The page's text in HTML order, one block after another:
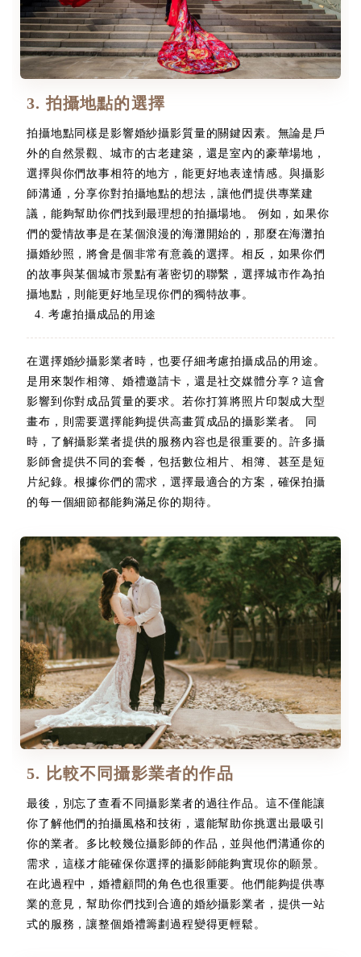
3. 拍攝地點的選擇
拍攝地點同樣是影響婚紗攝影質量的關鍵因素。無論是戶
外的自然景觀、城市的古老建築，還是室內的豪華場地，
選擇與你們故事相符的地方，能更好地表達情感。與攝影
師溝通，分享你對拍攝地點的想法，讓他們提供專業建
議，能夠幫助你們找到最理想的拍攝場地。 例如，如果你
們的愛情故事是在某個浪漫的海灘開始的，那麼在海灘拍
攝婚紗照，將會是個非常有意義的選擇。相反，如果你們
的故事與某個城市景點有著密切的聯繫，選擇城市作為拍
攝地點，則能更好地呈現你們的獨特故事。
4. 考慮拍攝成品的用途
在選擇婚紗攝影業者時，也要仔細考慮拍攝成品的用途。
是用來製作相簿、婚禮邀請卡，還是社交媒體分享？這會
影響到你對成品質量的要求。若你打算將照片印製成大型
畫布，則需要選擇能夠提供高畫質成品的攝影業者。 同
時，了解攝影業者提供的服務內容也是很重要的。許多攝
影師會提供不同的套餐，包括數位相片、相簿、甚至是短
片紀錄。根據你們的需求，選擇最適合的方案，確保拍攝
的每一個細節都能夠滿足你的期待。
5. 比較不同攝影業者的作品
最後，別忘了查看不同攝影業者的過往作品。這不僅能讓
你了解他們的拍攝風格和技術，還能幫助你挑選出最吸引
你的業者。多比較幾位攝影師的作品，並與他們溝通你的
需求，這樣才能確保你選擇的攝影師能夠實現你的願景。
在此過程中，婚禮顧問的角色也很重要。他們能夠提供專
業的意見，幫助你們找到合適的婚紗攝影業者，提供一站
式的服務，讓整個婚禮籌劃過程變得更輕鬆。